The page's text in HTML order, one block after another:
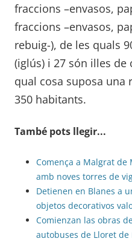
fraccions –envasos,
fraccions –envasos,
rebuig-), de les quals
(iglús) i 27 són illes
qual cosa suposa una
350 habitants.
També pots llegir...
Comença a Malgrat
amb noves torres de
Detienen en Blanes a
objetos decorativos
Comienzan las obras
autobuses de Lloret de